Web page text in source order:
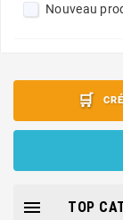
Nouveau
TOP
